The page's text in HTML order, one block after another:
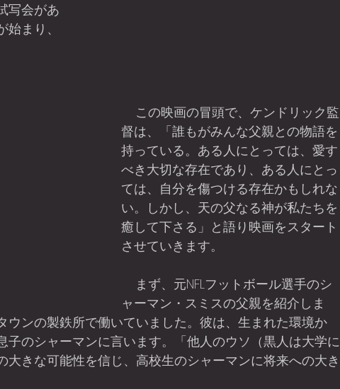
写会があ
まり、
督は、「誰もがみんな父親との物語を
持っている。ある人にとっては、愛す
べき大切な存在であり、ある人にとっ
ては、自分を傷つける存在かもしれな
い。しかし、天の父なる神が私たちを
癒して下さる」と語り映画をスタート
させていきます。
ャーマン・スミスの父親を紹介しま
ウンの製鉄所で働いていました。彼は、生まれた環境か
子のシャーマンに言います。「他人のウソ（黒人は大学に
きな可能性を信じ、高校生のシャーマンに将来への大き